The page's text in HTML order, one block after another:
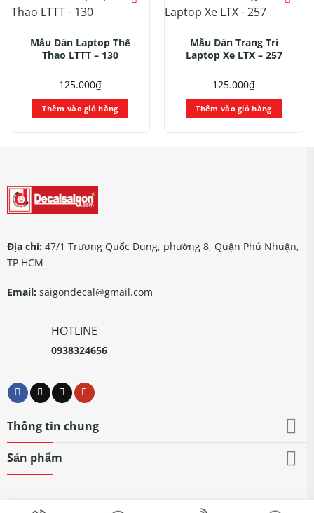
Mẫu Dán Laptop Thể
Thao LTTT – 130
125.000₫
Thêm vào giỏ hàng
Mẫu Dán Trang Trí
Laptop Xe LTX – 257
125.000₫
Thêm vào giỏ hàng
Địa chỉ: 47/1 Trương Quốc Dung, phường 8, Quận Phú Nhuận,
TP HCM
Email: saigondecal@gmail.com
HOTLINE
0938324656
Thông tin chung
Sản phẩm